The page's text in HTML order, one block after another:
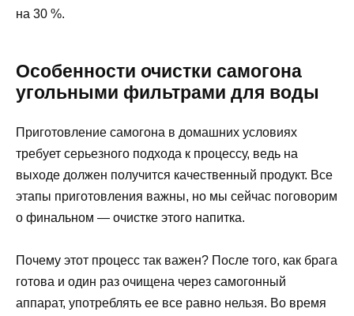
на 30 %.
Особенности очистки самогона
угольными фильтрами для воды
Приготовление самогона в домашних условиях
требует серьезного подхода к процессу, ведь на
выходе должен получится качественный продукт. Все
этапы приготовления важны, но мы сейчас поговорим
о финальном — очистке этого напитка.
Почему этот процесс так важен? После того, как брага
готова и один раз очищена через самогонный
аппарат, употреблять ее все равно нельзя. Во время